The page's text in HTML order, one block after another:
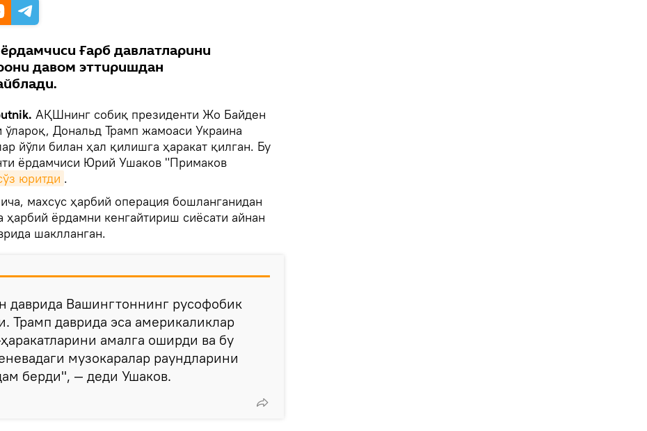
Ғарб давлатларини
давом эттиришдан
АҚШнинг собиқ президенти Жо Байден
Дональд Трамп жамоаси Украина
йўли билан ҳал қилишга ҳаракат қилган. Бу
ёрдамчиси Юрий Ушаков "Примаков
юритди .
махсус ҳарбий операция бошланганидан
ҳарбий ёрдамни кенгайтириш сиёсати айнан
шаклланган.
даврида Вашингтоннинг русофобик
Трамп даврида эса америкаликлар
амалга оширди ва бу
музокаралар раундларини
берди", — деди Ушаков.